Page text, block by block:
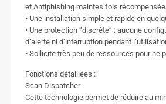
et Antiphishing maintes fois
• Une installation simple et rapide en
• Une protection “discrète” : aucune
d’alerte ni d’interruption pendant
• Sollicite très peu de ressources pour ne
Fonctions détaillées :
Scan Dispatcher
Cette technologie permet de réduire au